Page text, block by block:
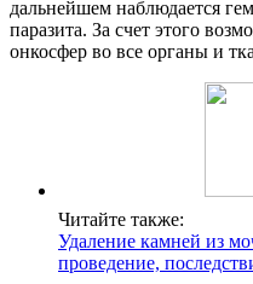
дальнейшем наблюдается
паразита. За счет этого
онкосфер во все органы и
Читайте также:
Удаление камней из
проведение,